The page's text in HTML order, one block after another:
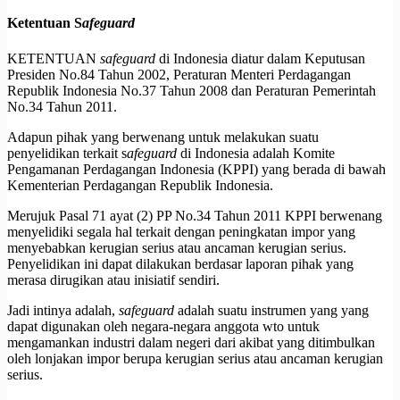
Ketentuan Safeguard
KETENTUAN safeguard di Indonesia diatur dalam Keputusan
Presiden No.84 Tahun 2002, Peraturan Menteri Perdagangan
Republik Indonesia No.37 Tahun 2008 dan Peraturan Pemerintah
No.34 Tahun 2011.
Adapun pihak yang berwenang untuk melakukan suatu
penyelidikan terkait safeguard di Indonesia adalah Komite
Pengamanan Perdagangan Indonesia (KPPI) yang berada di bawah
Kementerian Perdagangan Republik Indonesia.
Merujuk Pasal 71 ayat (2) PP No.34 Tahun 2011 KPPI berwenang
menyelidiki segala hal terkait dengan peningkatan impor yang
menyebabkan kerugian serius atau ancaman kerugian serius.
Penyelidikan ini dapat dilakukan berdasar laporan pihak yang
merasa dirugikan atau inisiatif sendiri.
Jadi intinya adalah, safeguard adalah suatu instrumen yang yang
dapat digunakan oleh negara-negara anggota wto untuk
mengamankan industri dalam negeri dari akibat yang ditimbulkan
oleh lonjakan impor berupa kerugian serius atau ancaman kerugian
serius.